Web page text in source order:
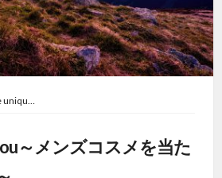
uniqu…
～メンズコスメを当た